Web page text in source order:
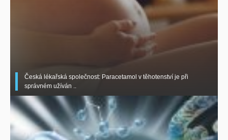
Česká lékařská společnost: Paracetamol v těhotenství je při
správném užíván ..